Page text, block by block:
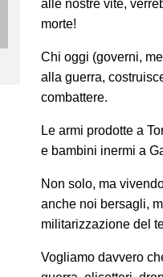
alle nostre vite,
morte!
Chi oggi (governi,
alla guerra,
combattere.
Le armi prodotte a
e bambini inermi a
Non solo, ma
anche noi bersagli,
militarizzazione del
Vogliamo davvero